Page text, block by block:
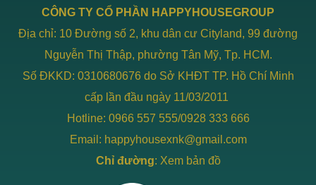
CÔNG TY CỔ PHẦN HAPPYHOUSEGROUP
Địa chỉ: 10 Đường số 2, khu dân cư Cityland, 99 đường
Nguyễn Thị Thập, phường Tân Mỹ, Tp. HCM.
Số ĐKKD: 0310680676 do Sở KHĐT TP. Hồ Chí Minh
cấp lần đầu ngày 11/03/2011
Hotline: 0966 557 555/0928 333 666
Email: happyhousexnk@gmail.com
Chỉ đường: Xem bản đồ